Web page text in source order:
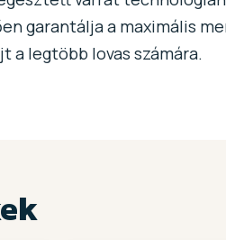
garantálja a maximális
legtöbb lovas számára.